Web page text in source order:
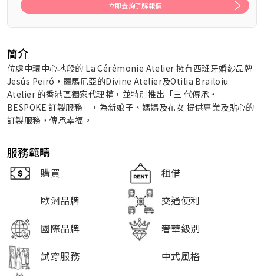
立即查詢了解報價
簡介
位處中環中心地段的 La Cérémonie Atelier 擁有西班牙婚紗品牌
Jesús Peiró，羅馬尼亞的Divine Atelier及Otilia Brailoiu
Atelier 的香港區獨家代理權，並特別推出「三 代傳承‧
BESPOKE 訂製服務」，為新娘子、媽媽及花女 提供專業及貼心的
訂製服務，傳承幸福。
服務範疇
購買
租借
歐洲品牌
交通便利
國際品牌
奢華級別
試穿服務
中式風格